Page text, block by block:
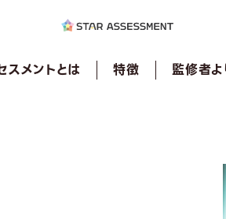
セスメン
メントとは 特徴 監修者よ